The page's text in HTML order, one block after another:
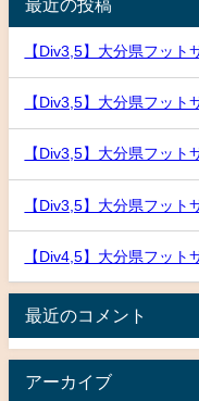
最近の投稿
【Div3,5】大分県フッ
【Div3,5】大分県フッ
【Div3,5】大分県フッ
【Div3,5】大分県フッ
【Div4,5】大分県フッ
最近のコメント
アーカイブ